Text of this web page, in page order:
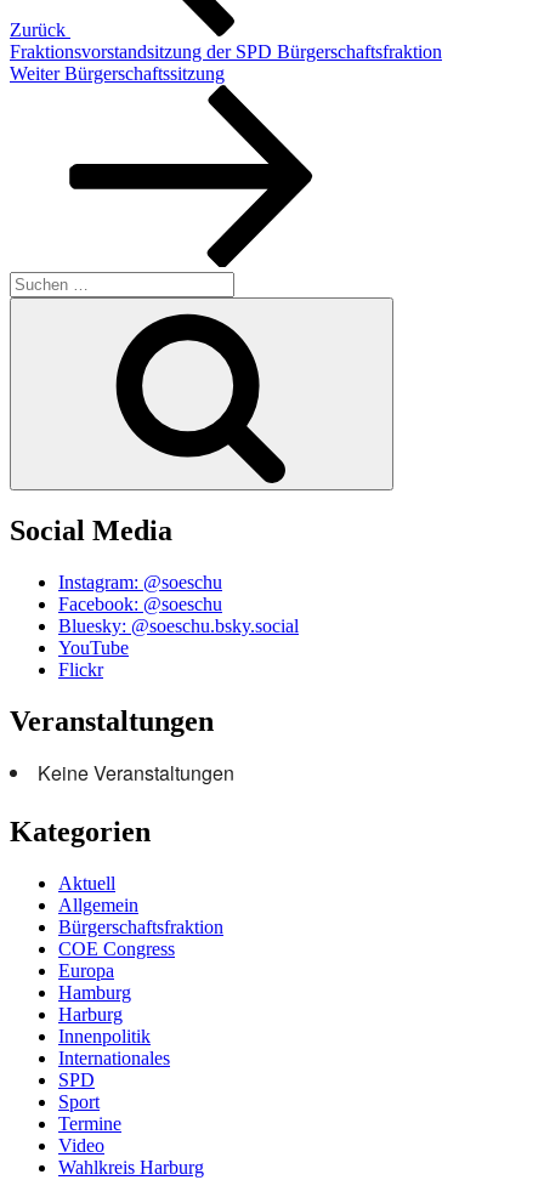
Zurück
Fraktionsvorstandsitzung der SPD Bürgerschaftsfraktion
Nächster
Weiter Bürgerschaftssitzung
Suchen
nach:
Social Media
Instagram: @soeschu
Facebook: @soeschu
Bluesky: @soeschu.bsky.social
YouTube
Flickr
Veranstaltungen
Keine Veranstaltungen
Kategorien
Aktuell
Allgemein
Bürgerschaftsfraktion
COE Congress
Europa
Hamburg
Harburg
Innenpolitik
Internationales
SPD
Sport
Termine
Video
Wahlkreis Harburg